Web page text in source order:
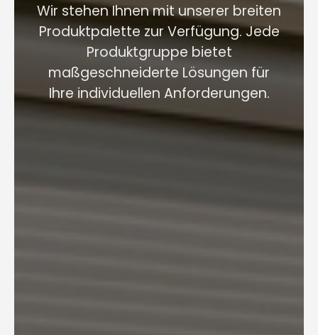
Wir stehen Ihnen mit unserer breiten
Produktpalette zur Verfügung. Jede
Produktgruppe bietet
maßgeschneiderte Lösungen für
Ihre individuellen Anforderungen.